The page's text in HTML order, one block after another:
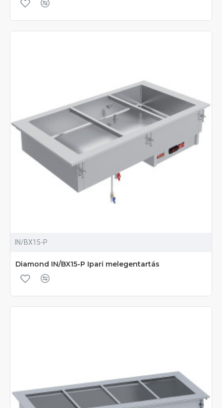
IN/BX15-P
Diamond IN/BX15-P Ipari melegentartás